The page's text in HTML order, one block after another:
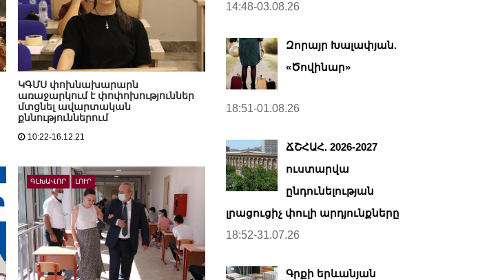
ԿԳՄՍ փոխնախարարն
առաջարկում է փոփոխություններ
մտցնել ավարտական
քննություններում
10:22-16.12.21
ԳԼԽԱՎՈՐ ԼՈՒՐ
14:48-03.08.26
Զորայր Խալափյան.
«Ծովինար»
18:51-01.08.26
ՃՇՀԱՀ. 2026-2027
ուստարվա
ընդունելության
լրացուցիչ փուլի արդյունքները
18:52-31.07.26
Գրքի երևանյան